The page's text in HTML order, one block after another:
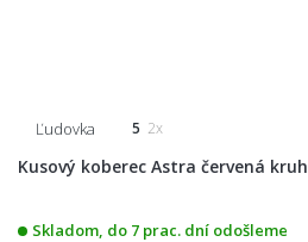
Ľudovka 5 2x
Kusový koberec Astra červená kruh
Skladom, do 7 prac. dní odošleme